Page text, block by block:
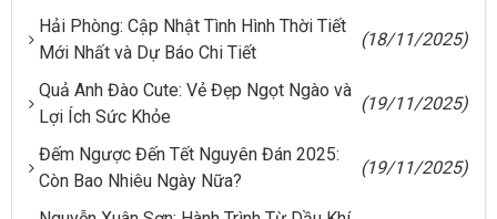
Hải Phòng: Cập Nhật Tình Hình Thời Tiết
Mới Nhất và Dự Báo Chi Tiết
(18/11/2025)
Quả Anh Đào Cute: Vẻ Đẹp Ngọt Ngào và
Lợi Ích Sức Khỏe
(19/11/2025)
Đếm Ngược Đến Tết Nguyên Đán 2025:
Còn Bao Nhiêu Ngày Nữa?
(19/11/2025)